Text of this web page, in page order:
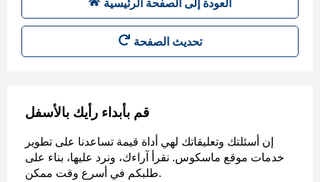
تحديث الصفحة
قم بأبداء رأيك بالأسفل
إن أسئلتك وتعليقاتك لهي أداة قيمة تساعدنا على تطوير
خدمات موقع ماسكوس. نقرأ آراءك، ونرد عليها، بناء على
طلبكم في أسرع وقت ممكن.